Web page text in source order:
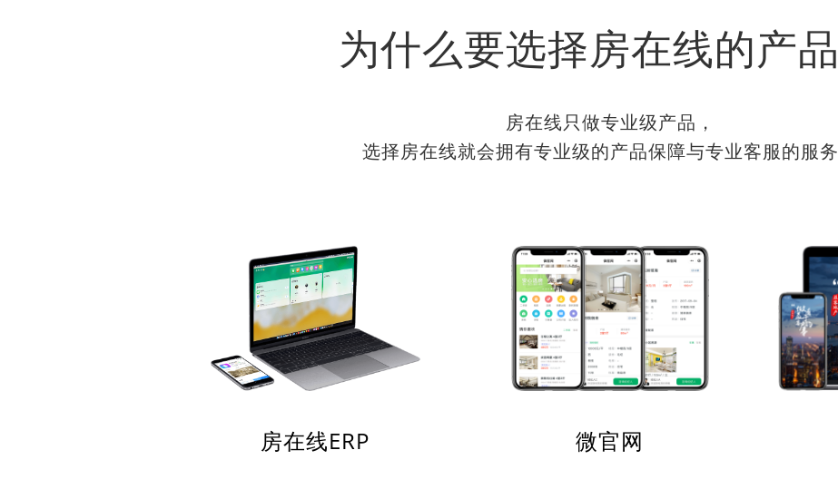
为什么要选择房在线的产
房在线只做专业级产品，
选择房在线就会拥有专业级的产品保障与专业客服的服务
房在线ERP 微官网